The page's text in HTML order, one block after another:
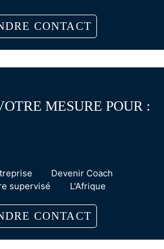
CONTACT
MESURE POUR :
Devenir Coach
supervisé
L'Afrique
CONTACT